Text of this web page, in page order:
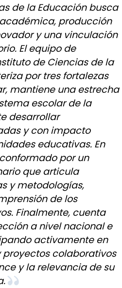
de la Educación busca
producción
y una vinculación
El equipo de
de Ciencias de la
por tres fortalezas
mantiene una estrecha
escolar de la
desarrollar
y con impacto
educativas. En
por un
que articula
y metodologías,
de los
Finalmente, cuenta
a nivel nacional e
activamente en
colaborativos
y la relevancia de su